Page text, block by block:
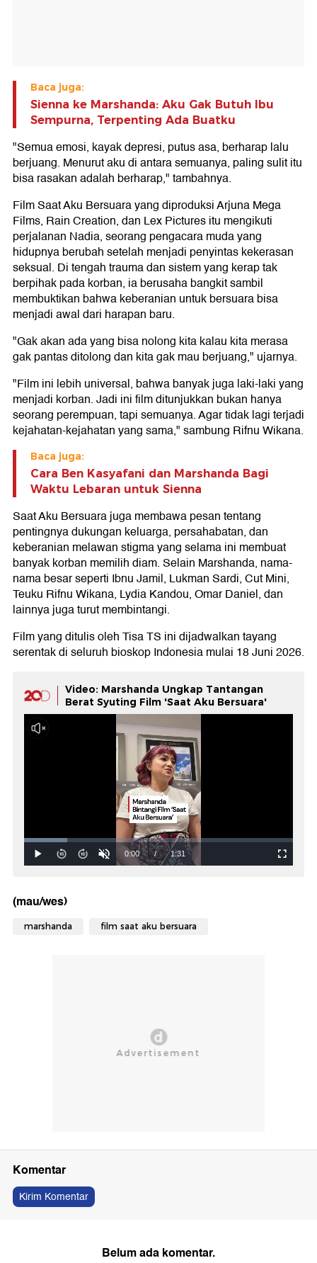
Baca juga:
Sienna ke Marshanda: Aku Gak Butuh Ibu
Sempurna, Terpenting Ada Buatku
"Semua emosi, kayak depresi, putus asa, berharap lalu
berjuang. Menurut aku di antara semuanya, paling sulit itu
bisa rasakan adalah berharap," tambahnya.
Film Saat Aku Bersuara yang diproduksi Arjuna Mega
Films, Rain Creation, dan Lex Pictures itu mengikuti
perjalanan Nadia, seorang pengacara muda yang
hidupnya berubah setelah menjadi penyintas kekerasan
seksual. Di tengah trauma dan sistem yang kerap tak
berpihak pada korban, ia berusaha bangkit sambil
membuktikan bahwa keberanian untuk bersuara bisa
menjadi awal dari harapan baru.
"Gak akan ada yang bisa nolong kita kalau kita merasa
gak pantas ditolong dan kita gak mau berjuang," ujarnya.
"Film ini lebih universal, bahwa banyak juga laki-laki yang
menjadi korban. Jadi ini film ditunjukkan bukan hanya
seorang perempuan, tapi semuanya. Agar tidak lagi terjadi
kejahatan-kejahatan yang sama," sambung Rifnu Wikana.
Baca juga:
Cara Ben Kasyafani dan Marshanda Bagi
Waktu Lebaran untuk Sienna
Saat Aku Bersuara juga membawa pesan tentang
pentingnya dukungan keluarga, persahabatan, dan
keberanian melawan stigma yang selama ini membuat
banyak korban memilih diam. Selain Marshanda, nama-
nama besar seperti Ibnu Jamil, Lukman Sardi, Cut Mini,
Teuku Rifnu Wikana, Lydia Kandou, Omar Daniel, dan
lainnya juga turut membintangi.
Film yang ditulis oleh Tisa TS ini dijadwalkan tayang
serentak di seluruh bioskop Indonesia mulai 18 Juni 2026.
Video: Marshanda Ungkap Tantangan
Berat Syuting Film 'Saat Aku Bersuara'
(mau/wes)
marshanda film saat aku bersuara
Komentar
Kirim Komentar
Belum ada komentar.